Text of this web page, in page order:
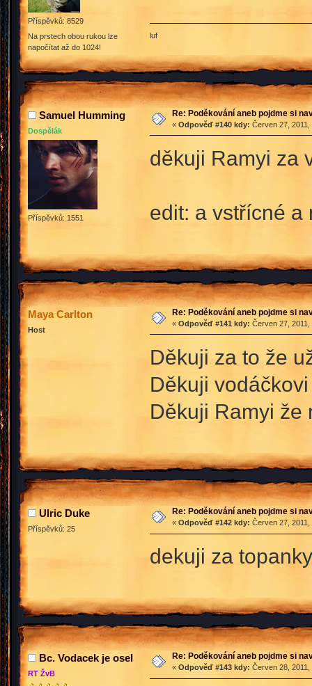
Příspěvků: 8529
Na prstech obou rukou lze
napočítat až do 1024!
luf
Samuel Humming
Dospělák
Příspěvků: 1551
Re: Poděkování aneb pojdme si
« Odpověď #140 kdy: Červen 27,
děkuji Ramyi za
edit: a vstřícné
Maya Carlton
Host
Re: Poděkování aneb pojdme si
« Odpověď #141 kdy: Červen 27,
Děkuji za to že
Děkuji
Děkuji Ramyi že
Ulric Duke
Příspěvků: 25
Re: Poděkování aneb pojdme si
« Odpověď #142 kdy: Červen 27, 2011,
dekuji za
Bc. Vodacek je osel
RT ŽvB
Re: Poděkování aneb pojdme si
« Odpověď #143 kdy: Červen 28,